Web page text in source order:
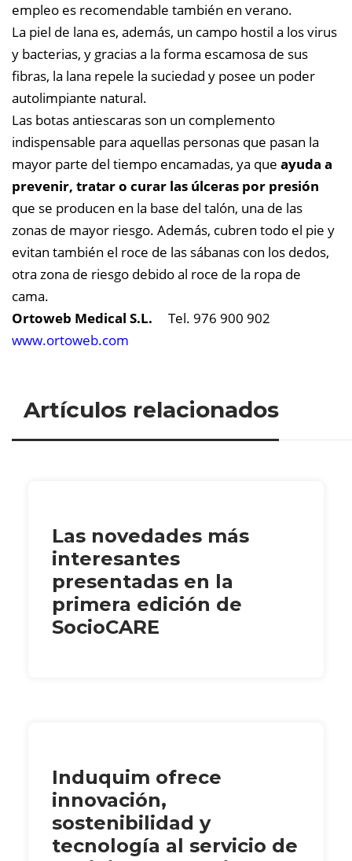
empleo es recomendable también en verano.
La piel de lana es, además, un campo hostil a los virus
y bacterias, y gracias a la forma escamosa de sus
fibras, la lana repele la suciedad y posee un poder
autolimpiante natural.
Las botas antiescaras son un complemento
indispensable para aquellas personas que pasan la
mayor parte del tiempo encamadas, ya que ayuda a
prevenir, tratar o curar las úlceras por presión
que se producen en la base del talón, una de las
zonas de mayor riesgo. Además, cubren todo el pie y
evitan también el roce de las sábanas con los dedos,
otra zona de riesgo debido al roce de la ropa de
cama.
Ortoweb Medical S.L. Tel. 976 900 902
www.ortoweb.com
Artículos relacionados
Las novedades más
interesantes
presentadas en la
primera edición de
SocioCARE
Induquim ofrece
innovación,
sostenibilidad y
tecnología al servicio de